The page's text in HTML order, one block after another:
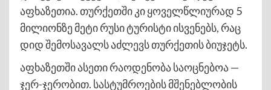
აფხაზეთია. თურქეთში კი ყოველწლიურად 5
მილიონზე მეტი რუსი ტურისტი ისვენებს, რაც
დიდ შემოსავალს აძლევს თურქეთის ბიუჯეტს.
აფხაზეთში ასეთი რაოდენობა საოცნებოა —
ჯერ-ჯერობით. სასტუმროების მშენებლობის